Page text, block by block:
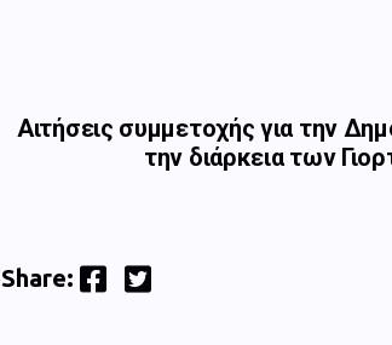
Αιτήσεις συμμετοχής για την
την διάρκεια των
Share: Facebook Twitter